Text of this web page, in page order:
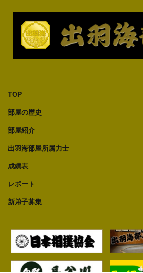
TOP
部屋の歴史
部屋紹介
出羽海部屋所属力士
成績表
レポート
新弟子募集